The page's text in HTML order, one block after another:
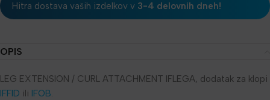
Hitra dostava vaših izdelkov v 3-4 delovnih dneh!
OPIS
LEG EXTENSION / CURL ATTACHMENT IFLEGA, dodatak za klopi
IFFID ili IFOB.